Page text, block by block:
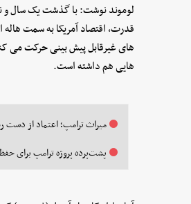
لوموند نوشت: با گذشت یک سال و
قدرت، اقتصاد آمریکا به سمت
های غیرقابل پیش بینی حرکت می
هایی هم داشته است.
میراث ترامپ؛ اعتماد از دست
پشت‌پرده پروژه ترامپ برای